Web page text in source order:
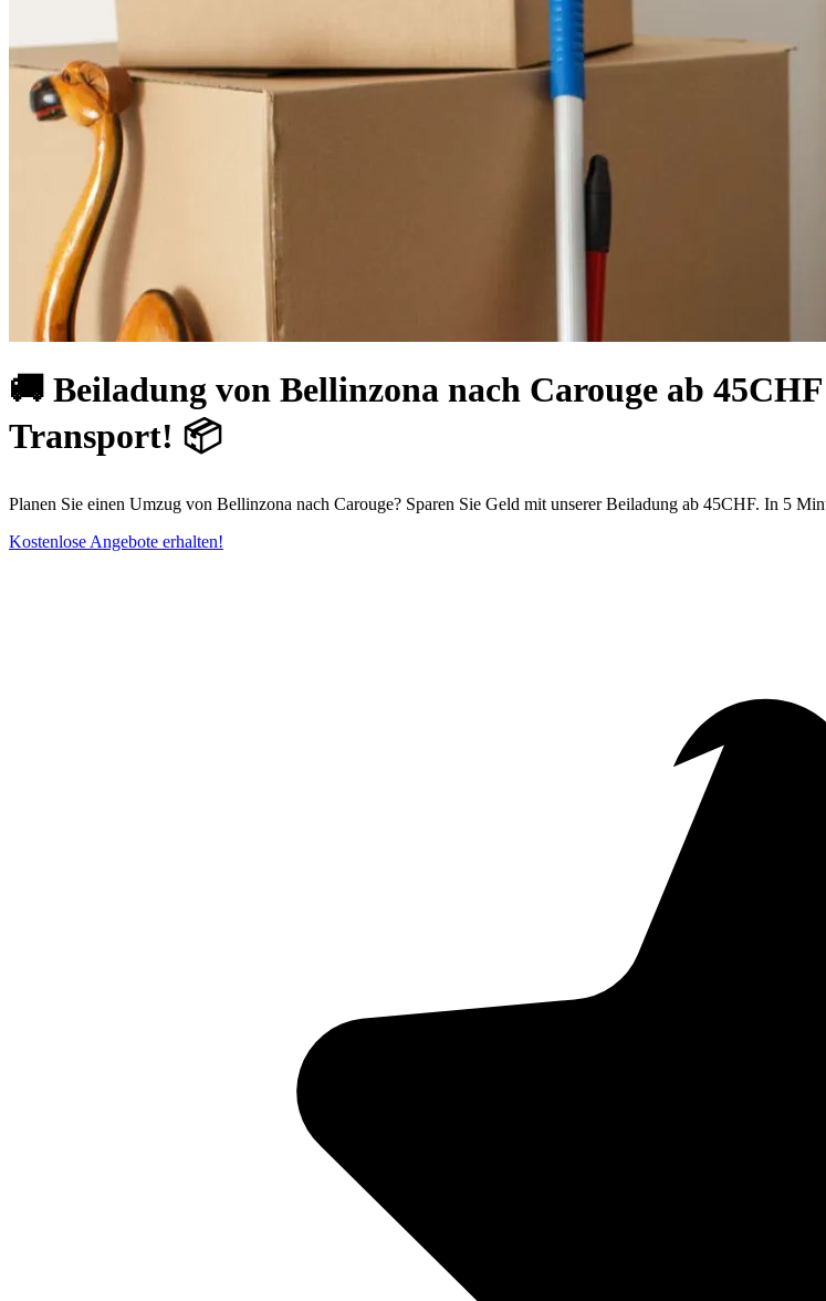
🚚 Beiladung von Bellinzona nach Carouge ab
Transport! 📦
Planen Sie einen Umzug von Bellinzona nach Carouge? Sparen Sie Geld mit unserer Beiladung ab 45CHF. In 5
Kostenlose Angebote erhalten!